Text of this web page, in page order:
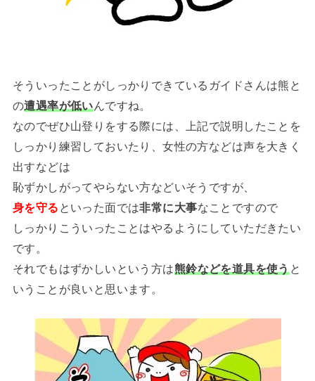
そういったことがしっかりできているガイドさんは熊と
の遭遇率が低いんですね。
なのでぜひ山登りをする際には、上記で説明したことを
しっかり練習しておいたり、女性の方などは声を大きく
出すなどは
恥ずかしがってやらない方などいそうですが、
身を守る といった面では非常に大事なことですので
しっかりこういったことはやるようにしていただきたい
です。
それでもはずかしいという方は熊鈴などを道具を使う と
いうことが良いと思います。